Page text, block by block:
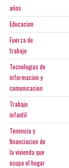
años
Educacion
Fuerza de
trabajo
Tecnologias de
informacion y
comunicacion
Trabajo
infantil
Tenencia y
financiacion de
la vivienda que
ocupa el hogar